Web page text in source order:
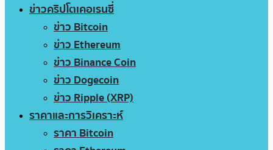
ข่าวคริปโตเคอเรนซี่
ข่าว Bitcoin
ข่าว Ethereum
ข่าว Binance Coin
ข่าว Dogecoin
ข่าว Ripple (XRP)
ราคาและการวิเคราะห์
ราคา Bitcoin